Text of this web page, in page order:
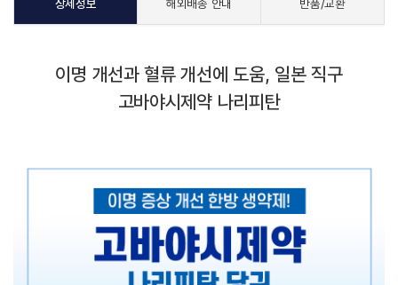
상세정보 해외배송 안내 반품/교환
이명 개선과 혈류 개선에 도움, 일본 직구
고바야시제약 나리피탄